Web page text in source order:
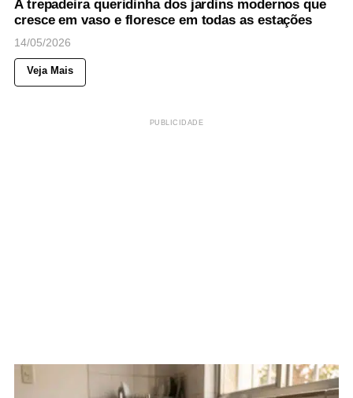
A trepadeira queridinha dos jardins modernos que
cresce em vaso e floresce em todas as estações
14/05/2026
Veja Mais
PUBLICIDADE